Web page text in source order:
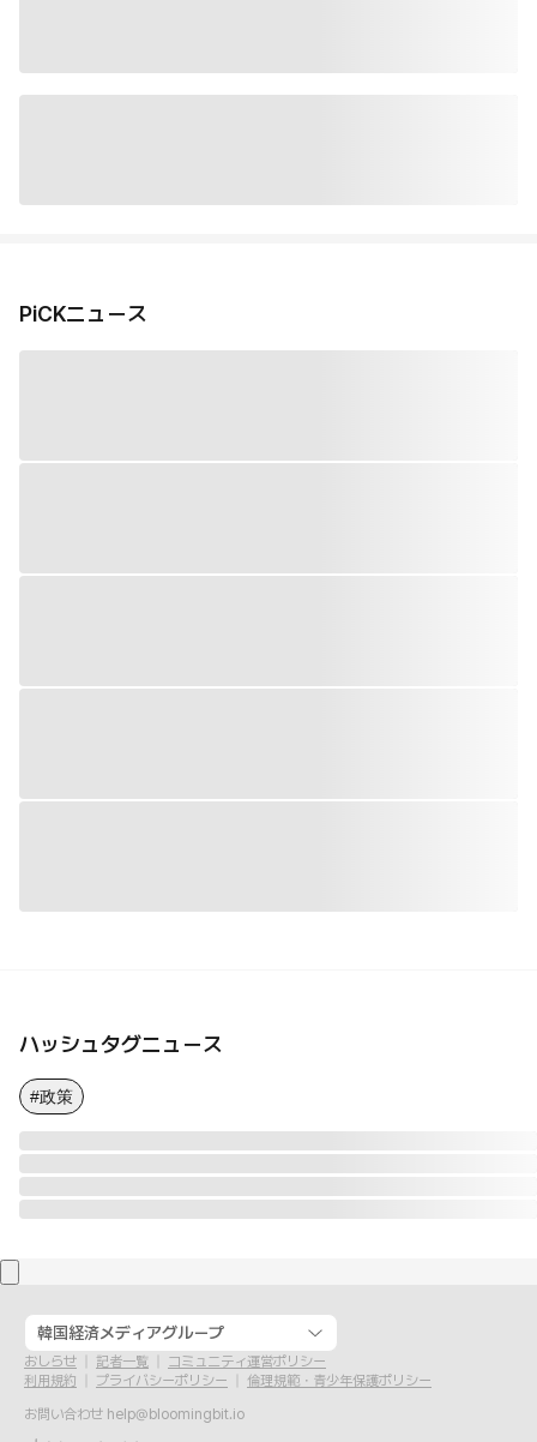
PiCKニュース
ハッシュタグニュース
#政策
韓国経済メディアグループ
おしらせ 記者一覧
コミュニティ運営ポリシー
利用規約
プライバシーポリシー
倫理規範・青少年保護ポリシー
お問い合わせ help@bloomingbit.io